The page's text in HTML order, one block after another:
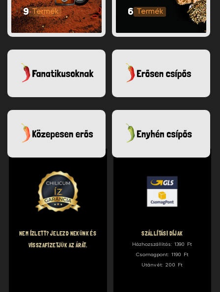
9 6
NEM ÍZLETT? JELEZD NEKÜNK ÉS
VISSZAFIZETJÜK AZ ÁRÁT.
SZÁLLÍTÁSI DÍJAK
Házhozszállítás: 1390 Ft
Csomagpont: 1190 Ft
Utánvét: 200 Ft